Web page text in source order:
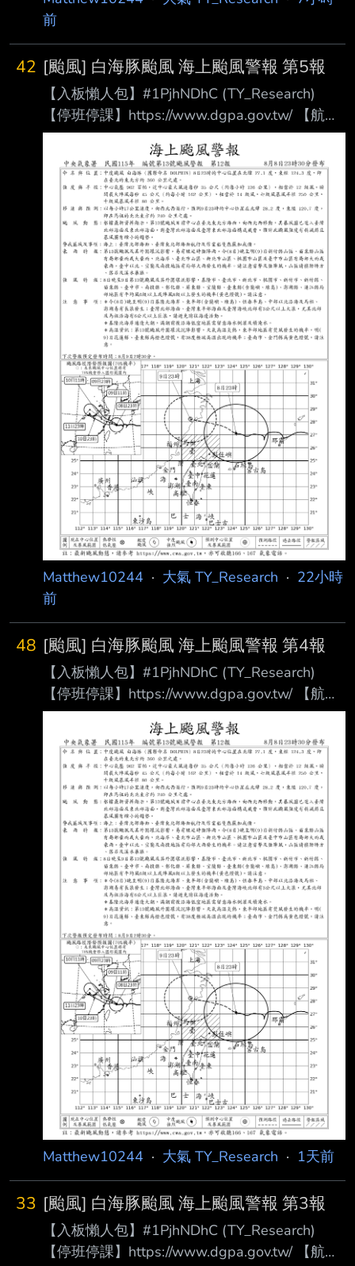
前
42 [颱風] 白海豚颱風 海上颱風警報 第5報
【入板懶人包】#1PjhNDhC (TY_Research)
【停班停課】https://www.dgpa.gov.tw/ 【航班
異動】松 山：https://reurl.cc/32W29
桃 園：https://reurl.cc/aWg3l
清泉崗：https://reurl.cc/9Kq2O
小 港：https://reurl.cc/lx2mQ
【追蹤班機】https://reurl.cc/m3R5Y1 【未來天
氣】請移駕telnet://ptt2.cc的weath
Matthew10244 · 大氣 TY_Research · 22小時
前
48 [颱風] 白海豚颱風 海上颱風警報 第4報
【入板懶人包】#1PjhNDhC (TY_Research)
【停班停課】https://www.dgpa.gov.tw/ 【航班
異動】松 山：https://reurl.cc/32W29
桃 園：https://reurl.cc/aWg3l
清泉崗：https://reurl.cc/9Kq2O
小 港：https://reurl.cc/lx2mQ
【追蹤班機】https://reurl.cc/m3R5Y1 【未來天
氣】請移駕telnet://ptt2.cc的weath
Matthew10244 · 大氣 TY_Research · 1天前
33 [颱風] 白海豚颱風 海上颱風警報 第3報
【入板懶人包】#1PjhNDhC (TY_Research)
【停班停課】https://www.dgpa.gov.tw/ 【航班